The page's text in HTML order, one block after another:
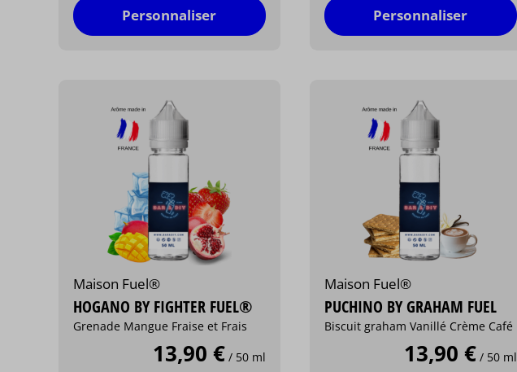
Personnaliser Personnaliser
Maison Fuel®
HOGANO BY FIGHTER FUEL®
Grenade Mangue Fraise et Frais
13,90 € / 50 ml
Maison Fuel®
PUCHINO BY GRAHAM FUEL
Biscuit graham Vanillé Crème Café
13,90 € / 50 ml